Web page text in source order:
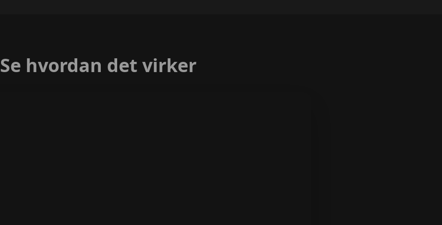
Se hvordan det virker